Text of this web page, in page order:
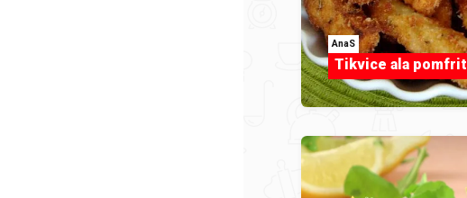
AnaS
Tikvice ala pomfrit